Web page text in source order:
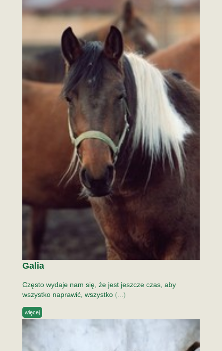
Galia
Często wydaje nam się, że jest jeszcze czas, aby
wszystko naprawić, wszystko (...)
więcej